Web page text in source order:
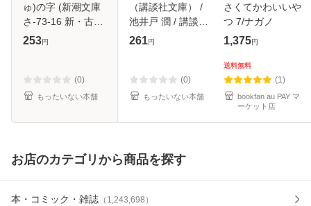
ゅ)の字 (新潮文庫
さ-73-16 新・古着
屋総兵衛 第5巻) /
料無料】
253円
(0)
もったいない本舗
（講談社文庫） /
池井戸 潤 / 講談社
[文庫]【メール便送
261円
(0)
もったいない本舗
さくてかわいいや
つ 7/ナガノ
1,375円
送料無料
(1)
bookfan au PAY マ
ーケット店
お店のカテゴリから商品を探す
本・コミック・雑誌 （ 1,243,698 ）